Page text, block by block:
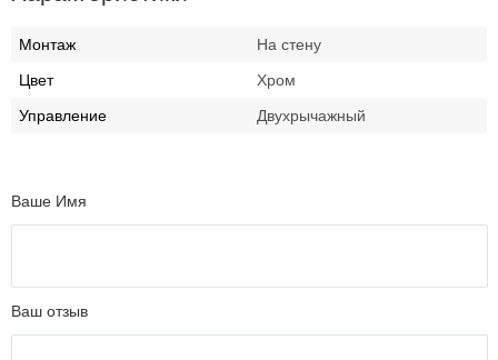
Монтаж
На стену
Цвет
Хром
Управление
Двухрычажный
Ваше Имя
Ваш отзыв